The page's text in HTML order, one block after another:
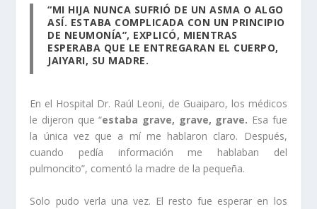
“MI HIJA NUNCA SUFRIÓ DE UN ASMA O ALGO
ASÍ. ESTABA COMPLICADA CON UN PRINCIPIO
DE NEUMONÍA”, EXPLICÓ, MIENTRAS
ESPERABA QUE LE ENTREGARAN EL CUERPO,
JAIYARI, SU MADRE.
En el Hospital Dr. Raúl Leoni, de Guaiparo, los médicos
le dijeron que “estaba grave, grave, grave. Esa fue
la única vez que a mí me hablaron claro. Después,
cuando pedía información me hablaban del
pulmoncito”, comentó la madre de la pequeña.
Solo pudo verla una vez. El resto fue esperar en los